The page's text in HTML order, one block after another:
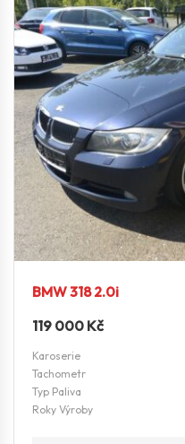
BMW 318 2.0i
119 000 Kč
Karoserie
Tachometr
Typ Paliva
Roky Výroby